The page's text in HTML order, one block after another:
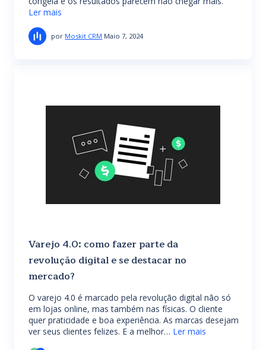
Ler mais
por Moskit CRM Maio 7, 2024
Varejo 4.0: como fazer parte da
revolução digital e se destacar no
mercado?
O varejo 4.0 é marcado pela revolução digital não só
em lojas online, mas também nas físicas. O cliente
quer praticidade e boa experiência. As marcas desejam
ver seus clientes felizes. E a melhor… Ler mais